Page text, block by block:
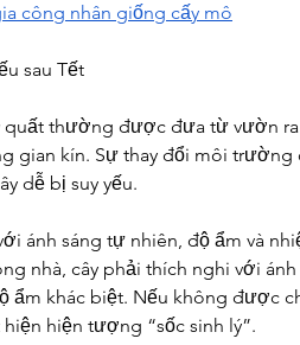
công nhân giống cấy mô
sau Tết
quất thường được đưa từ vườn
gian kín. Sự thay đổi môi trường
dễ bị suy yếu.
ánh sáng tự nhiên, độ ẩm và
nhà, cây phải thích nghi với ánh
ẩm khác biệt. Nếu không được
hiện tượng “sốc sinh lý”.